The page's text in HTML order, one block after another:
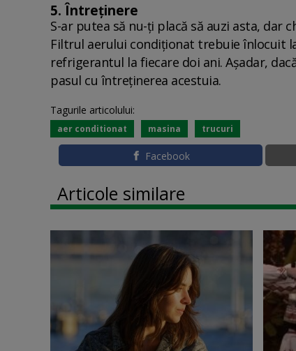
5. Întreținere
S-ar putea să nu-ți placă să auzi asta, dar
Filtrul aerului condiționat trebuie înlocuit
refrigerantul la fiecare doi ani. Așadar,
pasul cu întreținerea acestuia.
Tagurile articolului:
aer conditionat masina trucuri
Facebook
Articole similare